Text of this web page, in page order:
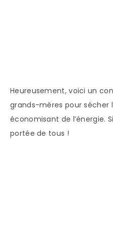
Heureusement, voici un
grands-mères pour
économisant de l’énergie.
portée de tous !